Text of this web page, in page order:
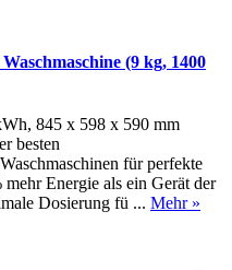
(9 kg, 1400
845 x 598 x 590 mm
besten
für perfekte
mehr Energie als ein Gerät der
Dosierung fü ... Mehr »